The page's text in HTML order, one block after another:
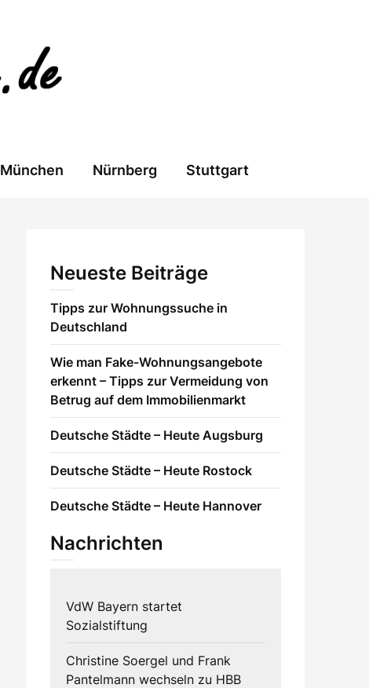
München Nürnberg Stuttgart
Neueste Beiträge
Tipps zur Wohnungssuche in
Deutschland
Wie man Fake-Wohnungsangebote
erkennt – Tipps zur Vermeidung von
Betrug auf dem Immobilienmarkt
Deutsche Städte – Heute Augsburg
Deutsche Städte – Heute Rostock
Deutsche Städte – Heute Hannover
Nachrichten
VdW Bayern startet
Sozialstiftung
Christine Soergel und Frank
Pantelmann wechseln zu HBB